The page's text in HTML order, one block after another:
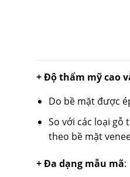
+ Độ thẩm mỹ cao
Do bề mặt được
So với các loại gỗ
theo bề mặt
+ Đa dạng mẫu mã: